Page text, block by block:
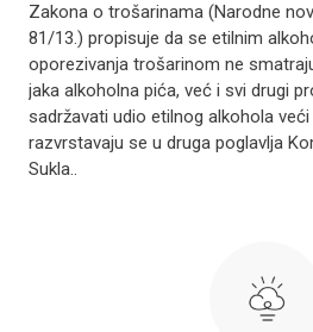
Zakona o trošarinama (Narodne
81/13.) propisuje da se etilnim
oporezivanja trošarinom ne
jaka alkoholna pića, već i svi drugi
sadržavati udio etilnog alkohola veći
razvrstavaju se u druga poglavlja
Sukla..